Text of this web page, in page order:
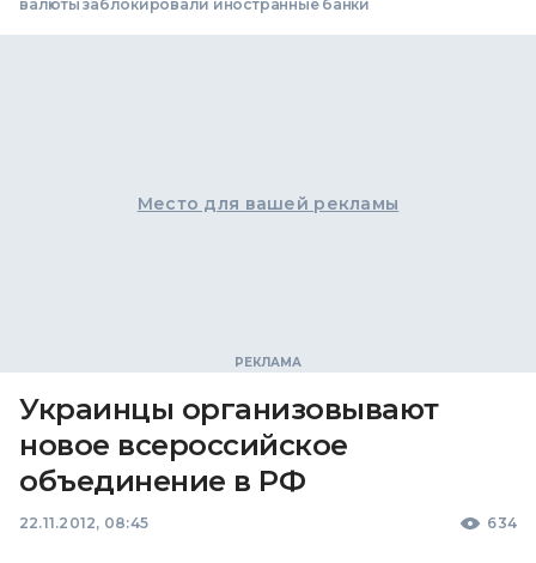
валюты заблокировали иностранные банки
Место для вашей рекламы
Украинцы организовывают
новое всероссийское
объединение в РФ
22.11.2012, 08:45 634